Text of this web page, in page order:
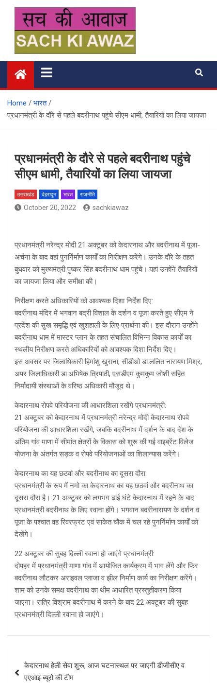
content
सच की आवाज
Home
भारत
प्रधानमंत्री के दौरे से पहले बदरीनाथ पहुंचे सीएम धामी, तैयारियों का लिया जायजा
प्रधानमंत्री के दौरे से पहले बदरीनाथ पहुंचे
सीएम धामी, तैयारियों का लिया जायजा
उत्तराखंड देहरादून भारत राजनीति
October 20, 2022 sachkiawaz
प्रधानमंत्री नरेन्द्र मोदी 21 अक्टूबर को केदारनाथ और बदरीनाथ में पूजा-
अर्चना के बाद वहां पुनर्निर्माण कार्यों का निरीक्षण करेंगे। उनके दौरे के तहत
बुधवार को मुख्‍यमंत्री पुष्‍कर सिंह बदरीनाथ धाम पहुंचे। यहां उन्‍होंने तैयारियों
का जायजा लिया और समीक्षा की।
निरीक्षण करते अधिकारियों को आवश्यक दिशा निर्देश दिए:
बदरीनाथ मंदिर में भगवान बद्री विशाल के दर्शन व पूजा करते हुए सीएम ने
प्रदेश की सुख समृद्धि एवं खुशहाली के लिए प्रार्थना की। इस दौरान उन्होंने
बदरीनाथ धाम में मास्टर प्लान के तहत संचालित विभिन्न विकास कार्यों का
स्थलीय निरीक्षण करते अधिकारियों को आवश्यक दिशा निर्देश दिए।
इस अवसर पर जिलाधिकारी हिमांशु खुराना, सीडीओ डा.ललित नारायण मिश्र,
अपर जिलाधिकारी डा.अभिषेक त्रिपाठी, एसडीएम कुमकुम जोशी सहित
निर्मादायी संस्थाओं के वरिष्ठ अधिकारी मौजूद थे।
केदारनाथ रोपवे परियोजना की आधारशिला रखेंगे प्रधानमंत्री:
21 अक्टूबर को केदारनाथ में प्रधानमंत्री नरेन्‍द्र मोदी केदारनाथ रोपवे
परियोजना की आधारशिला रखेंगे, जबकि बदरीनाथ में दर्शन के बाद देश के
अंतिम गांव माणा में सीमांत क्षेत्रों के विकास को शुरू की गई वाइब्रेंट विलेज
योजना के अंतर्गत सड़क व रोपवे परियोजनाओं का शिलान्यास करेंगे।
केदारनाथ का यह छठवां और बदरीनाथ का दूसरा दौरा:
प्रधानमंत्री के रूप में नमो का केदारनाथ का यह छठवां और बदरीनाथ का
दूसरा दौरा है। 21 अक्टूबर को लगभग ढाई घंटे केदारनाथ में रहने के बाद
प्रधानमंत्री बदरीनाथ के लिए रवाना होंगे। भगवान बदरीनारायण के दर्शन व
पूजा के पश्चात वह रिवरफ्रंट एवं साकेत चौक में चल रहे पुनर्निर्माण कार्यों को
देखेंगे।
22 अक्टूबर की सुबह दिल्ली रवाना हो जाएंगे प्रधानमंत्री:
दोपहर में प्रधानमंत्री माणा गांव में आयोजित कार्यक्रम में भाग लेंगे और फिर
बदरीनाथ लौटकर अराइवल प्लाजा व झील निर्माण कार्य का निरीक्षण करेंगे।
शाम को उनके समक्ष बदरीनाथ का थीम आधारित प्रस्तुतीकरण किया
जाएगा। रात्रि विश्राम बदरीनाथ में करने के बाद 22 अक्टूबर की सुबह
प्रधानमंत्री दिल्ली रवाना हो जाएंगे।
navigation
केदारनाथ हेली सेवा शुरू, आज घटनास्‍थल पर जाएगी डीजीसीए व
एएआइ ब्यूरो की टीम